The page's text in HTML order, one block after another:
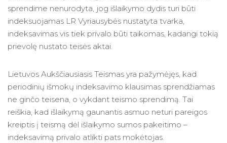
sprendime nenurodyta, jog išlaikymo dydis turi būti
indeksuojamas LR Vyriausybės nustatyta tvarka,
indeksavimas vis tiek privalo būti taikomas, kadangi tokią
prievolę nustato teisės aktai.
Lietuvos Aukščiausiasis Teismas yra pažymėjęs, kad
periodinių išmokų indeksavimo klausimas sprendžiamas
ne ginčo teisena, o vykdant teismo sprendimą. Tai
reiškia, kad išlaikymą gaunantis asmuo neturi pareigos
kreiptis į teismą dėl išlaikymo sumos pakeitimo –
indeksavimą privalo atlikti pats mokėtojas.